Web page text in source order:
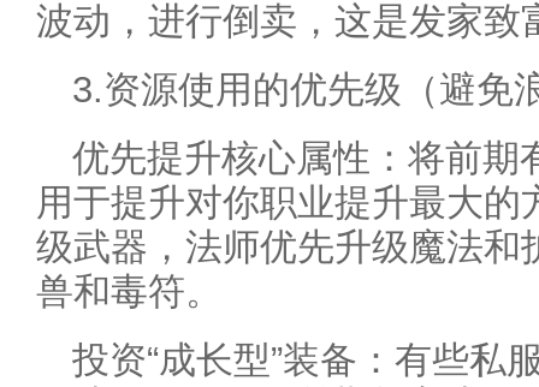
波动，进行倒卖，这是发家致
3.资源使用的优先级（避免
优先提升核心属性：将前期
用于提升对你职业提升最大
级武器，法师优先升级魔法和
兽和毒符。
投资“成长型”装备：有些私